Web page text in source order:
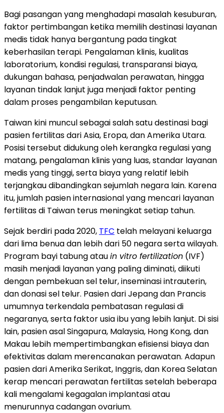
Bagi pasangan yang menghadapi masalah kesuburan,
faktor pertimbangan ketika memilih destinasi layanan
medis tidak hanya bergantung pada tingkat
keberhasilan terapi. Pengalaman klinis, kualitas
laboratorium, kondisi regulasi, transparansi biaya,
dukungan bahasa, penjadwalan perawatan, hingga
layanan tindak lanjut juga menjadi faktor penting
dalam proses pengambilan keputusan.
Taiwan kini muncul sebagai salah satu destinasi bagi
pasien fertilitas dari Asia, Eropa, dan Amerika Utara.
Posisi tersebut didukung oleh kerangka regulasi yang
matang, pengalaman klinis yang luas, standar layanan
medis yang tinggi, serta biaya yang relatif lebih
terjangkau dibandingkan sejumlah negara lain. Karena
itu, jumlah pasien internasional yang mencari layanan
fertilitas di Taiwan terus meningkat setiap tahun.
Sejak berdiri pada 2020, TFC telah melayani keluarga
dari lima benua dan lebih dari 50 negara serta wilayah.
Program bayi tabung atauin vitro fertilization (IVF)
masih menjadi layanan yang paling diminati, diikuti
dengan pembekuan sel telur, inseminasi intrauterin,
dan donasi sel telur. Pasien dari Jepang dan Prancis
umumnya terkendala pembatasan regulasi di
negaranya, serta faktor usia ibu yang lebih lanjut. Di sisi
lain, pasien asal Singapura, Malaysia, Hong Kong, dan
Makau lebih mempertimbangkan efisiensi biaya dan
efektivitas dalam merencanakan perawatan. Adapun
pasien dari Amerika Serikat, Inggris, dan Korea Selatan
kerap mencari perawatan fertilitas setelah beberapa
kali mengalami kegagalan implantasi atau
menurunnya cadangan ovarium.